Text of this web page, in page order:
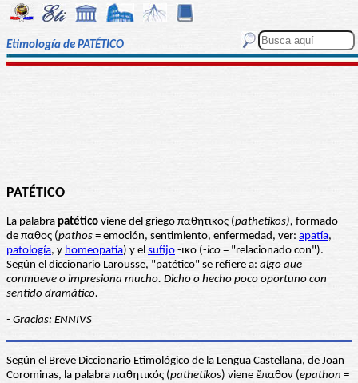
Etimología de PATÉTICO
PATÉTICO
La palabra patético viene del griego παθητικος (pathetikos), formado
de παθος (pathos = emoción, sentimiento, enfermedad, ver: apatía,
patología, y homeopatía) y el sufijo -ικο (-ico = "relacionado con").
Según el diccionario Larousse, "patético" se refiere a: algo que
conmueve o impresiona mucho. Dicho o hecho poco oportuno con
sentido dramático.
- Gracias: ENNIVS
Según el Breve Diccionario Etimológico de la Lengua Castellana, de Joan
Corominas, la palabra παθητικός (pathetikos) viene ἔπαθον (epathon =